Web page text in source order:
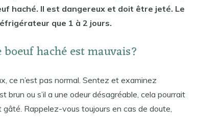
haché. Il est dangereux et doit être jeté. Le
que 1 à 2 jours.
haché est mauvais?
ce n’est pas normal. Sentez et examinez
brun ou s’il a une odeur désagréable, cela pourrait
Rappelez-vous toujours en cas de doute,